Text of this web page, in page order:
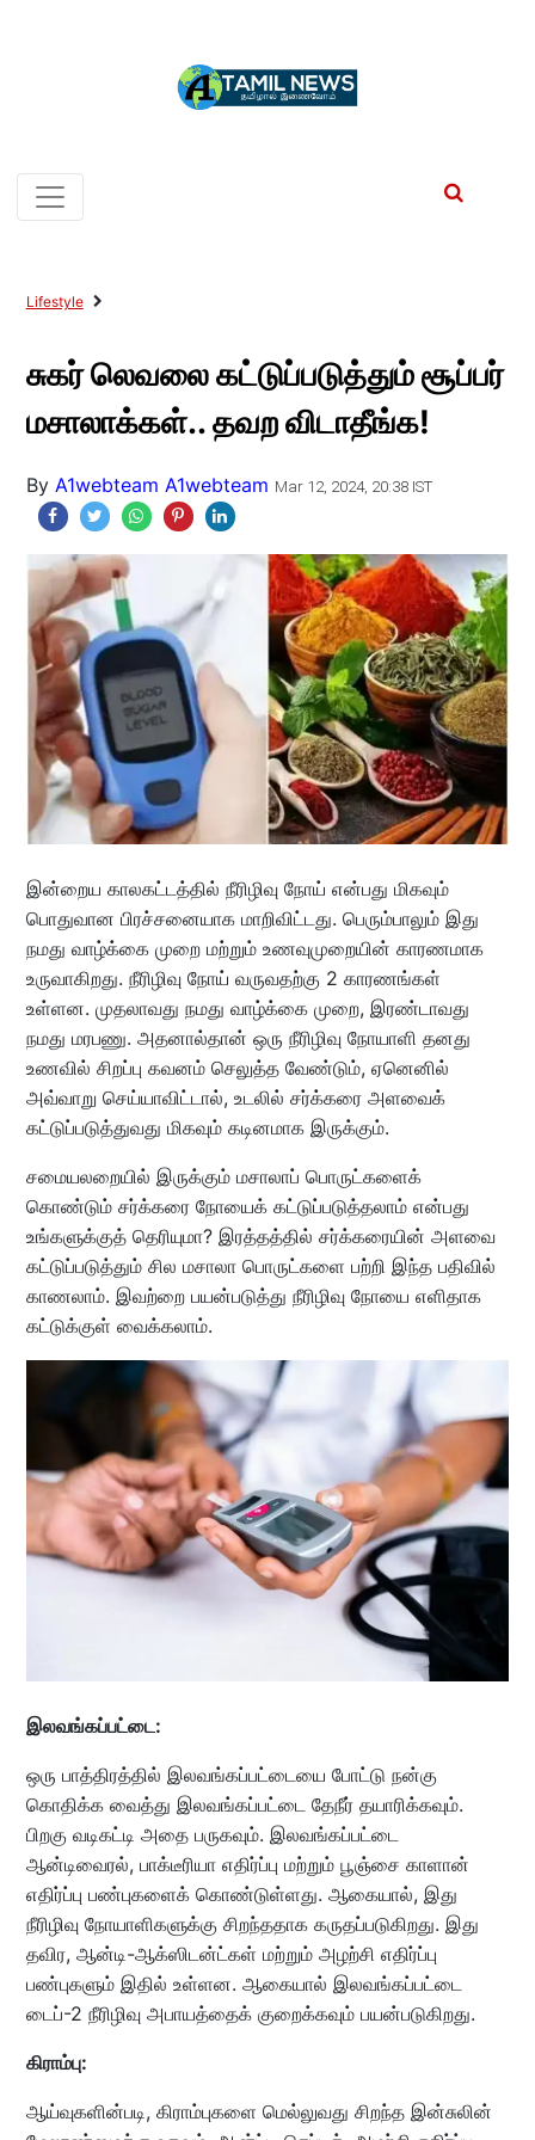
Lifestyle
சுகர் லெவலை கட்டுப்படுத்தும் சூப்பர்
மசாலாக்கள்.. தவற விடாதீங்க!
By A1webteam A1webteam Mar 12, 2024, 20:38 IST
இன்றைய காலகட்டத்தில் நீரிழிவு நோய் என்பது மிகவும்
பொதுவான பிரச்சனையாக மாறிவிட்டது. பெரும்பாலும் இது
நமது வாழ்க்கை முறை மற்றும் உணவுமுறையின் காரணமாக
உருவாகிறது. நீரிழிவு நோய் வருவதற்கு 2 காரணங்கள்
உள்ளன. முதலாவது நமது வாழ்க்கை முறை, இரண்டாவது
நமது மரபணு. அதனால்தான் ஒரு நீரிழிவு நோயாளி தனது
உணவில் சிறப்பு கவனம் செலுத்த வேண்டும், ஏனெனில்
அவ்வாறு செய்யாவிட்டால், உடலில் சர்க்கரை அளவைக்
கட்டுப்படுத்துவது மிகவும் கடினமாக இருக்கும்.
சமையலறையில் இருக்கும் மசாலாப் பொருட்களைக்
கொண்டும் சர்க்கரை நோயைக் கட்டுப்படுத்தலாம் என்பது
உங்களுக்குத் தெரியுமா? இரத்தத்தில் சர்க்கரையின் அளவை
கட்டுப்படுத்தும் சில மசாலா பொருட்களை பற்றி இந்த பதிவில்
காணலாம். இவற்றை பயன்படுத்து நீரிழிவு நோயை எளிதாக
கட்டுக்குள் வைக்கலாம்.
இலவங்கப்பட்டை:
ஒரு பாத்திரத்தில் இலவங்கப்பட்டையை போட்டு நன்கு
கொதிக்க வைத்து இலவங்கப்பட்டை தேநீர் தயாரிக்கவும்.
பிறகு வடிகட்டி அதை பருகவும். இலவங்கப்பட்டை
ஆன்டிவைரல், பாக்டீரியா எதிர்ப்பு மற்றும் பூஞ்சை காளான்
எதிர்ப்பு பண்புகளைக் கொண்டுள்ளது. ஆகையால், இது
நீரிழிவு நோயாளிகளுக்கு சிறந்ததாக கருதப்படுகிறது. இது
தவிர, ஆன்டி-ஆக்ஸிடன்ட்கள் மற்றும் அழற்சி எதிர்ப்பு
பண்புகளும் இதில் உள்ளன. ஆகையால் இலவங்கப்பட்டை
டைப்-2 நீரிழிவு அபாயத்தைக் குறைக்கவும் பயன்படுகிறது.
கிராம்பு:
ஆய்வுகளின்படி, கிராம்புகளை மெல்லுவது சிறந்த இன்சுலின்